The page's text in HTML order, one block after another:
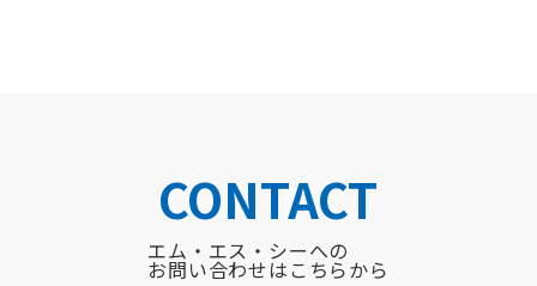
CONTACT
エム・エス・シーへの
お問い合わせはこちらから